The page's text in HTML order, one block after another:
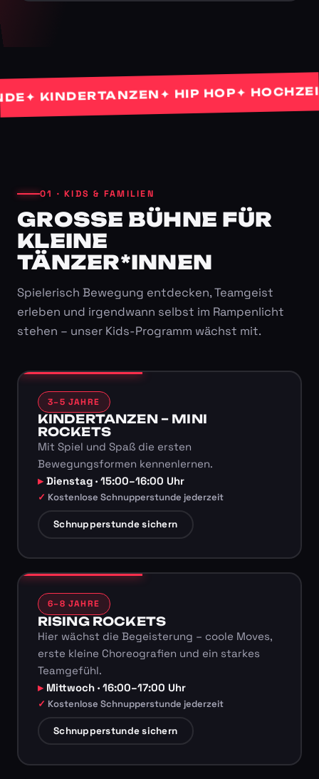
KINDERTANZEN✦ HIP HOP✦
01 · KIDS & FAMILIEN
GROSSE BÜHNE FÜR K
LEINE T
ÄNZER*INNEN
Spielerisch Bewegung entdecken, Teamgeist
erleben und irgendwann selbst im Rampenlicht
stehen – unser Kids-Programm wächst mit.
3–5 JAHRE
KINDERTANZEN – MINI
ROCKETS
Mit Spiel und Spaß die ersten
Bewegungsformen kennenlernen.
Dienstag · 15:00–16:00 Uhr
Kostenlose Schnupperstunde jederzeit
Schnupperstunde sichern
6–8 JAHRE
RISING ROCKETS
Hier wächst die Begeisterung – coole Moves,
erste kleine Choreografien und ein starkes
Teamgefühl.
Mittwoch · 16:00–17:00 Uhr
Kostenlose Schnupperstunde jederzeit
Schnupperstunde sichern